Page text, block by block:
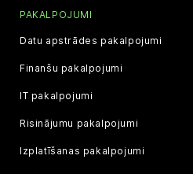
PAKALPOJUMI
Datu apstrādes pakalpojumi
Finanšu pakalpojumi
IT pakalpojumi
Risinājumu pakalpojumi
Izplatīšanas pakalpojumi